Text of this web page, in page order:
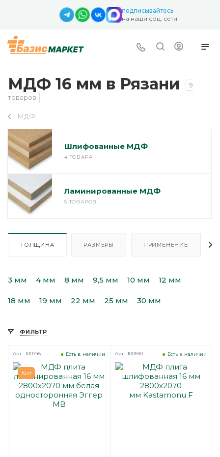
подписывайтесь
на наши соц. сети
МДФ 16 мм в Рязани
9
товаров
МДФ
Шлифованные МДФ
4 ТОВАРА
Ламинированные МДФ
5 ТОВАРОВ
ТОЛЩИНА РАЗМЕРЫ ПРИМЕНЕНИЕ
3 мм 4 мм 8 мм 9,5 мм 10 мм 12 мм
18 мм 19 мм 22 мм 25 мм 30 мм
ФИЛЬТР
Хит
Есть в наличии
Арт.: 100746 Есть в наличии
Арт.: 100690